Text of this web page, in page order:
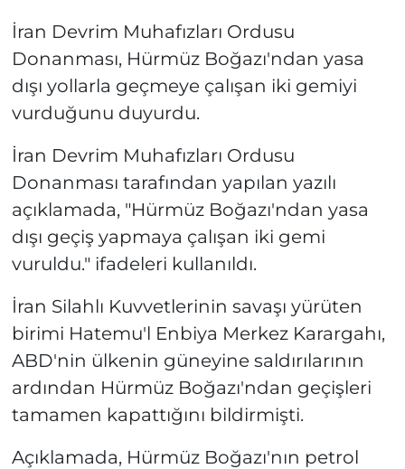
İran Devrim Muhafızları Ordusu
Donanması, Hürmüz Boğazı'ndan yasa
dışı yollarla geçmeye çalışan iki gemiyi
vurduğunu duyurdu.
İran Devrim Muhafızları Ordusu
Donanması tarafından yapılan yazılı
açıklamada, "Hürmüz Boğazı'ndan yasa
dışı geçiş yapmaya çalışan iki gemi
vuruldu." ifadeleri kullanıldı.
İran Silahlı Kuvvetlerinin savaşı yürüten
birimi Hatemu'l Enbiya Merkez Karargahı,
ABD'nin ülkenin güneyine saldırılarının
ardından Hürmüz Boğazı'ndan geçişleri
tamamen kapattığını bildirmişti.
Açıklamada, Hürmüz Boğazı'nın petrol